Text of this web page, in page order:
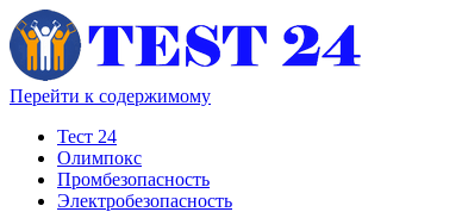
Перейти к содержимому
Тест 24
Олимпокс
Промбезопасность
Электробезопасность